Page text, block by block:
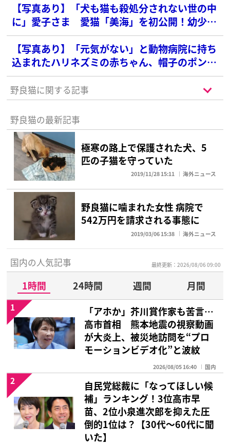
【写真あり】「犬も猫も殺処分されない世の中
に」愛子さま 愛猫「美海」を初公開！幼少期
から実践される「動物愛護の信念」
【写真あり】「元気がない」と動物病院に持ち
込まれたハリネズミの赤ちゃん、帽子のポンポ
ンだった
野良猫に関する記事
野良猫の最新記事
極寒の路上で保護された犬、5
匹の子猫を守っていた
2019/11/28 15:11 海外ニュース
野良猫に噛まれた女性 病院で
542万円を請求される事態に
2019/03/06 15:38 海外ニュース
国内の人気記事 最終更新：2026/08/06 09:00
1時間 24時間 週間
月間
「アホか」芥川賞作家も苦言…
高市首相 熊本地震の視察動画
が大炎上、被災地訪問を“プロ
モーションビデオ化”と波紋
2026/08/05 16:40 国内
1
自民党総裁に「なってほしい候
補」ランキング！3位高市早
苗、2位小泉進次郎を抑えた圧
倒的1位は？【30代〜60代に聞
いた】
2